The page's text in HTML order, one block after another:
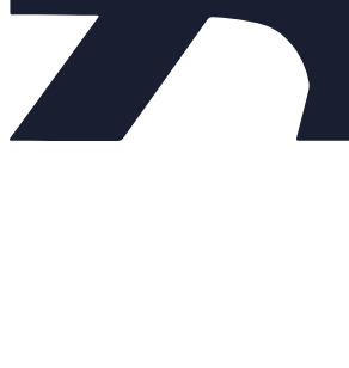
Материалы основных
Корпус
Сталь
Плунжер, седло
Сталь
3
Уплотнение в затворе
«металл по
Регулируется
седла, изменяя тем самым пропускную
электропривод, который изменет
и сальниковому уплотнению
МТ, SP «Regada» различных типов